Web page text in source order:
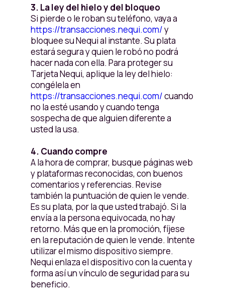
3. La ley del hielo y del bloqueo
Si pierde o le roban su teléfono, vaya a
https://transacciones.nequi.com/y
bloquee su Nequi al instante. Su plata
estará segura y quien le robó no podrá
hacer nada con ella. Para proteger su
Tarjeta Nequi, aplique la ley del hielo:
congélela en
https://transacciones.nequi.com/cuando
no la esté usando y cuando tenga
sospecha de que alguien diferente a
usted la usa.
4. Cuando compre
A la hora de comprar, busque páginas web
y plataformas reconocidas, con buenos
comentarios y referencias. Revise
también la puntuación de quien le vende.
Es su plata, por la que usted trabajó. Si la
envía a la persona equivocada, no hay
retorno. Más que en la promoción, fíjese
en la reputación de quien le vende. Intente
utilizar el mismo dispositivo siempre.
Nequi enlaza el dispositivo con la cuenta y
forma así un vínculo de seguridad para su
beneficio.